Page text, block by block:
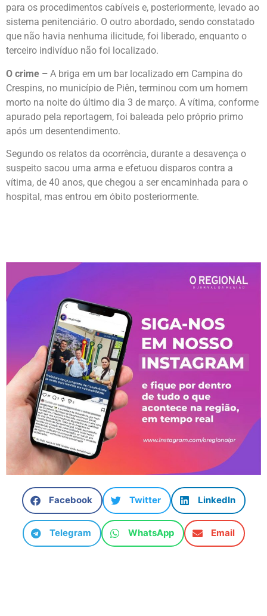
para os procedimentos cabíveis e, posteriormente, levado ao
sistema penitenciário. O outro abordado, sendo constatado
que não havia nenhuma ilicitude, foi liberado, enquanto o
terceiro indivíduo não foi localizado.
O crime – A briga em um bar localizado em Campina do
Crespins, no município de Piên, terminou com um homem
morto na noite do último dia 3 de março. A vítima, conforme
apurado pela reportagem, foi baleada pelo próprio primo
após um desentendimento.
Segundo os relatos da ocorrência, durante a desavença o
suspeito sacou uma arma e efetuou disparos contra a
vítima, de 40 anos, que chegou a ser encaminhada para o
hospital, mas entrou em óbito posteriormente.
Facebook Twitter LinkedIn
Telegram WhatsApp Email